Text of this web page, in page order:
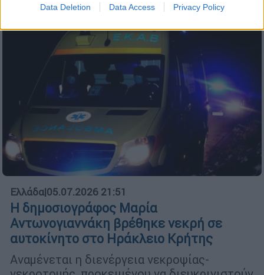
Data Deletion Data Access Privacy Policy
Ελλάδα|05.07.2026 21:51
Η δημοσιογράφος Μαρία
Αντωνογιαννάκη βρέθηκε νεκρή σε
αυτοκίνητο στο Ηράκλειο Κρήτης
Αναμένεται η διενέργεια νεκροψίας-